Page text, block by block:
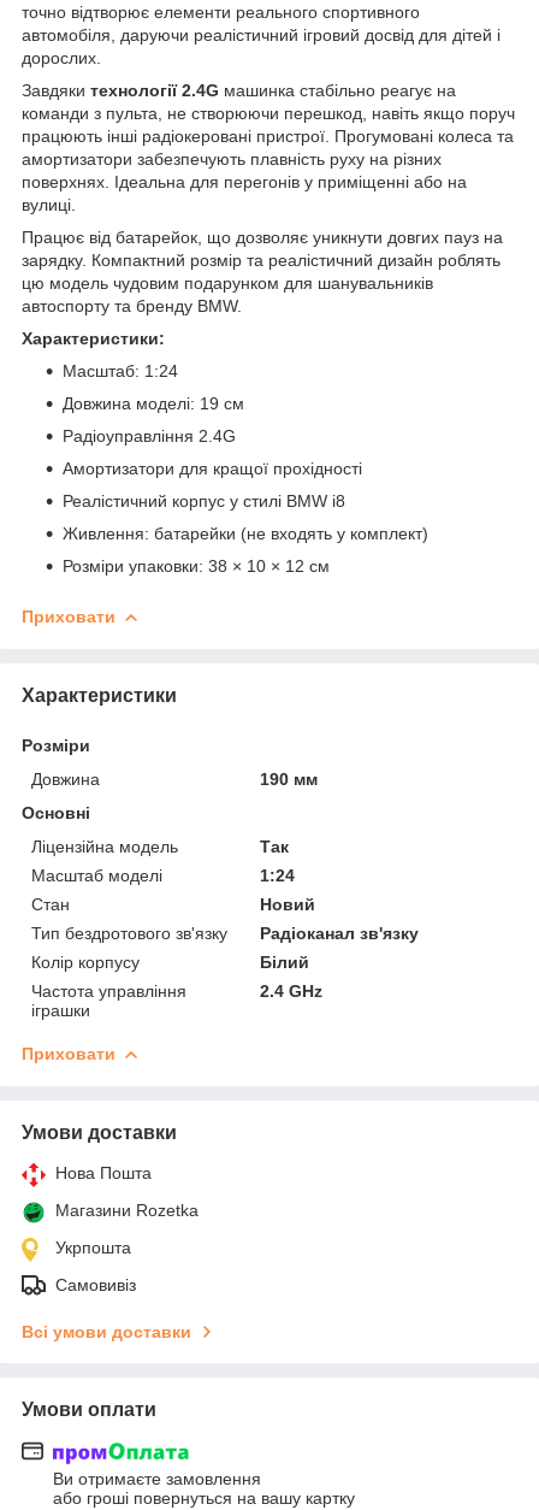
точно відтворює елементи реального спортивного
автомобіля, даруючи реалістичний ігровий досвід для дітей і
дорослих.
Завдяки технології 2.4G машинка стабільно реагує на
команди з пульта, не створюючи перешкод, навіть якщо поруч
працюють інші радіокеровані пристрої. Прогумовані колеса та
амортизатори забезпечують плавність руху на різних
поверхнях. Ідеальна для перегонів у приміщенні або на
вулиці.
Працює від батарейок, що дозволяє уникнути довгих пауз на
зарядку. Компактний розмір та реалістичний дизайн роблять
цю модель чудовим подарунком для шанувальників
автоспорту та бренду BMW.
Характеристики:
Масштаб: 1:24
Довжина моделі: 19 см
Радіоуправління 2.4G
Амортизатори для кращої прохідності
Реалістичний корпус у стилі BMW i8
Живлення: батарейки (не входять у комплект)
Розміри упаковки: 38 × 10 × 12 см
Приховати
Характеристики
Розміри
Довжина
190 мм
Основні
Ліцензійна модель
Так
Масштаб моделі
1:24
Стан
Новий
Тип бездротового зв'язку
Радіоканал зв'язку
Колір корпусу
Білий
Частота управління
іграшки
2.4 GHz
Приховати
Умови доставки
Нова Пошта
Магазини Rozetka
Укрпошта
Самовивіз
Всі умови доставки
Умови оплати
Ви отримаєте замовлення
або гроші повернуться на вашу картку